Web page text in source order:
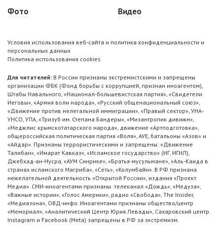
Фото
Видео
Условия использования веб-сайта и политика конфиденциальности и
персональных данных
Политика использования cookies
Для читателей: В России признаны экстремистскими и запрещены
организации ФБК (Фонд борьбы с коррупцией, признан иноагентом),
Штабы Навального, «Национал-большевистская партия», «Свидетели
Иеговы», «Армия воли народа», «Русский общенациональный союз»,
«Движение против нелегальной иммиграции», «Правый сектор», УНА-
УНСО, УПА, «Тризуб им. Степана Бандеры», «Мизантропик дивижн»,
«Меджлис крымскотатарского народа», движение «Артподготовка»,
общероссийская политическая партия «Воля», АУЕ, батальоны «Азов» и
«Айдар». Признаны террористическими и запрещены: «Движение
Талибан», «Имарат Кавказ», «Исламское государство» (ИГ, ИГИЛ),
Джебхад-ан-Нусра, «АУМ Синрике», «Братья-мусульмане», «Аль-Каида в
странах исламского Магриба», «Сеть», «Колумбайн». В РФ признана
нежелательной деятельность «Открытой России», издания «Проект
Медиа». СМИ-иноагентами признаны: телеканал «Дождь», «Медуза»,
«Важные истории», «Голос Америки», радио «Свобода», The Insider,
«Медиазона», ОВД-инфо. Иноагентами признаны общество/центр
«Мемориал», «Аналитический Центр Юрия Левады», Сахаровский центр.
Instagram и Facebook (Metа) запрещены в РФ за экстремизм.